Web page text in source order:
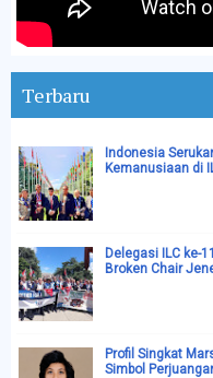
Terbaru
Indonesia
Kemanusiaan di
Delegasi ILC ke-
Broken Chair
Profil Singkat
Simbol